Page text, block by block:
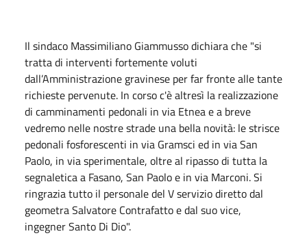
Il sindaco Massimiliano Giammusso dichiara che "si
tratta di interventi fortemente voluti
dall’Amministrazione gravinese per far fronte alle tante
richieste pervenute. In corso c'è altresì la realizzazione
di camminamenti pedonali in via Etnea e a breve
vedremo nelle nostre strade una bella novità: le strisce
pedonali fosforescenti in via Gramsci ed in via San
Paolo, in via sperimentale, oltre al ripasso di tutta la
segnaletica a Fasano, San Paolo e in via Marconi. Si
ringrazia tutto il personale del V servizio diretto dal
geometra Salvatore Contrafatto e dal suo vice,
ingegner Santo Di Dio".